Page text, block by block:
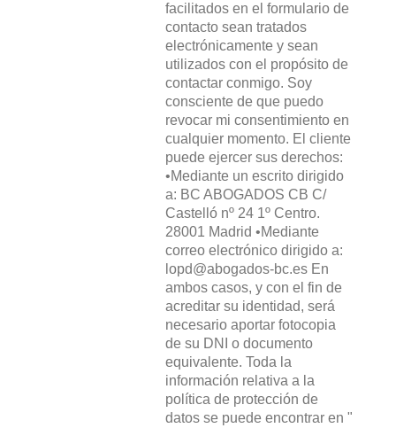
facilitados en el formulario de
contacto sean tratados
electrónicamente y sean
utilizados con el propósito de
contactar conmigo. Soy
consciente de que puedo
revocar mi consentimiento en
cualquier momento. El cliente
puede ejercer sus derechos:
•Mediante un escrito dirigido
a: BC ABOGADOS CB C/
Castelló nº 24 1º Centro.
28001 Madrid •Mediante
correo electrónico dirigido a:
lopd@abogados-bc.es En
ambos casos, y con el fin de
acreditar su identidad, será
necesario aportar fotocopia
de su DNI o documento
equivalente. Toda la
información relativa a la
política de protección de
datos se puede encontrar en "